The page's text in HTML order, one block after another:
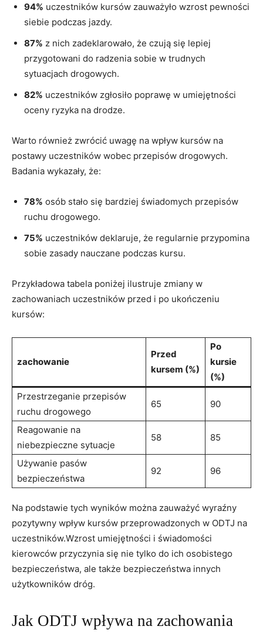
94% uczestników kursów zauważyło wzrost pewności
siebie podczas jazdy.
87% z nich zadeklarowało, że czują się lepiej
przygotowani do radzenia sobie w trudnych
sytuacjach drogowych.
82% uczestników zgłosiło poprawę w umiejętności
oceny ryzyka na drodze.
Warto również zwrócić uwagę na wpływ kursów na
postawy uczestników wobec przepisów drogowych.
Badania wykazały, że:
78% osób stało się bardziej świadomych przepisów
ruchu drogowego.
75% uczestników deklaruje, że regularnie przypomina
sobie zasady nauczane podczas kursu.
Przykładowa tabela poniżej ilustruje zmiany w
zachowaniach uczestników przed i po ukończeniu
kursów:
zachowanie
Przed
kursem (%)
Po
kursie
(%)
Przestrzeganie przepisów
ruchu drogowego
65 90
Reagowanie na
niebezpieczne sytuacje
58 85
Używanie pasów
bezpieczeństwa
92 96
Na podstawie tych wyników można zauważyć wyraźny
pozytywny wpływ kursów przeprowadzonych w ODTJ na
uczestników.Wzrost umiejętności i świadomości
kierowców przyczynia się nie tylko do ich osobistego
bezpieczeństwa, ale także bezpieczeństwa innych
użytkowników dróg.
Jak ODTJ wpływa na zachowania